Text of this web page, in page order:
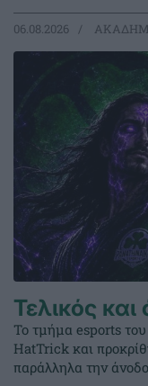
06.08.2026
Τελικός
Το τμήμα esports
HatTrick και
παράλληλα την